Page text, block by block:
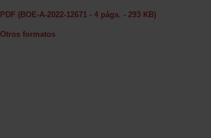
PDF (BOE-A-2022-12671 - 4 págs. - 293 KB)
Otros formatos